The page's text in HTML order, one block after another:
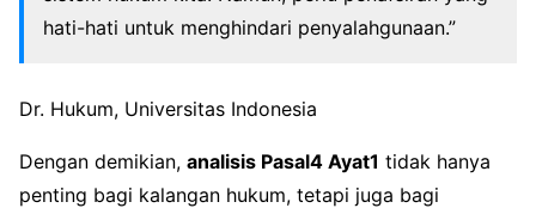
hati-hati untuk menghindari penyalahgunaan.”
Dr. Hukum, Universitas Indonesia
Dengan demikian, analisis Pasal4 Ayat1 tidak hanya
penting bagi kalangan hukum, tetapi juga bagi